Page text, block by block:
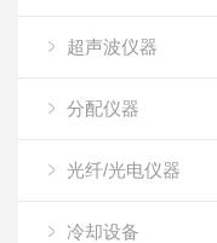
超声波仪器
分配仪器
光纤/光电仪器
冷却设备